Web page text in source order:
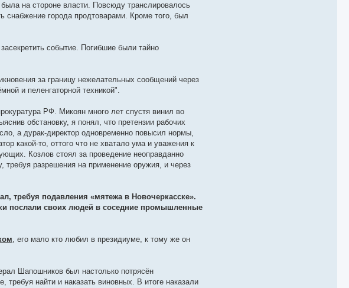
на стороне власти. Повсюду транслировалось
снабжение города продтоварами. Кроме того, был
событие. Погибшие были тайно
за границу нежелательных сообщений через
и пеленгаторной техникой".
РФ. Микоян много лет спустя винил во
обстановку, я понял, что претензии рабочих
а дурак-директор одновременно повысил нормы,
какой-то, оттого что не хватало ума и уважения к
Козлов стоял за проведение неоправданно
требуя разрешения на применение оружия, и через
требуя подавления «мятежа в Новочеркасске».
послали своих людей в соседние промышленные
, его мало кто любил в президиуме, к тому же он
Шапошников был настолько потрясён
найти и наказать виновных. В итоге наказали